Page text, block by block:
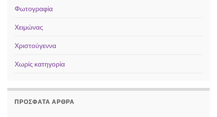
Φωτογραφία
Χειμώνας
Χριστούγεννα
Χωρίς κατηγορία
ΠΡΌΣΦΑΤΑ ΆΡΘΡΑ